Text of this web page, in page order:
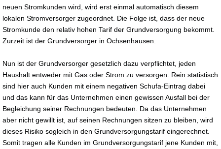
neuen Stromkunden wird, wird erst einmal automatisch diesem
lokalen Stromversorger zugeordnet. Die Folge ist, dass der neue
Stromkunde den relativ hohen Tarif der Grundversorgung bekommt.
Zurzeit ist der Grundversorger in Ochsenhausen.
Nun ist der Grundversorger gesetzlich dazu verpflichtet, jeden
Haushalt entweder mit Gas oder Strom zu versorgen. Rein statistisch
sind hier auch Kunden mit einem negativen Schufa-Eintrag dabei
und das kann für das Unternehmen einen gewissen Ausfall bei der
Begleichung seiner Rechnungen bedeuten. Da das Unternehmen
aber nicht gewillt ist, auf seinen Rechnungen sitzen zu bleiben, wird
dieses Risiko sogleich in den Grundversorgungstarif eingerechnet.
Somit tragen alle Kunden im Grundversorgungstarif jene Kunden mit,